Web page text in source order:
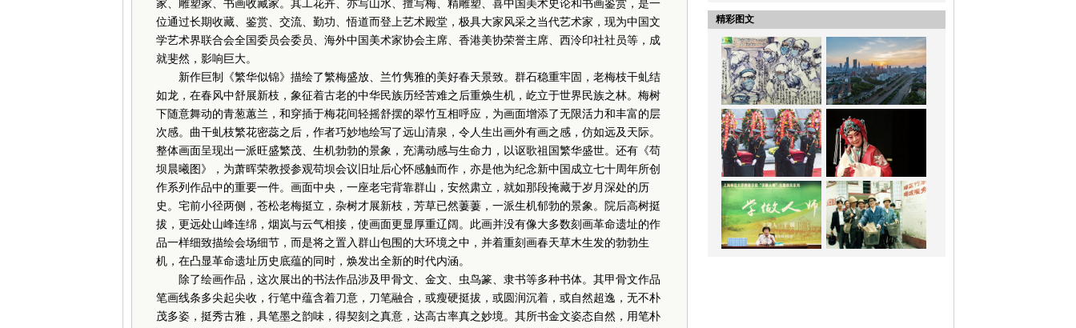
家、雕塑家、书画收藏家。其工花卉、亦写山水、擅写梅、精雕塑、喜中国美术史论和书画鉴赏，是一
位通过长期收藏、鉴赏、交流、勤功、悟道而登上艺术殿堂，极具大家风采之当代艺术家，现为中国文
学艺术界联合会全国委员会委员、海外中国美术家协会主席、香港美协荣誉主席、西泠印社社员等，成
就斐然，影响巨大。
新作巨制《繁华似锦》描绘了繁梅盛放、兰竹隽雅的美好春天景致。群石稳重牢固，老梅枝干虬结
如龙，在春风中舒展新枝，象征着古老的中华民族历经苦难之后重焕生机，屹立于世界民族之林。梅树
下随意舞动的青葱蕙兰，和穿插于梅花间轻摇舒摆的翠竹互相呼应，为画面增添了无限活力和丰富的层
次感。曲干虬枝繁花密蕊之后，作者巧妙地绘写了远山清泉，令人生出画外有画之感，仿如远及天际。
整体画面呈现出一派旺盛繁茂、生机勃勃的景象，充满动感与生命力，以讴歌祖国繁华盛世。还有《苟
坝晨曦图》，为萧晖荣教授参观苟坝会议旧址后心怀感触而作，亦是他为纪念新中国成立七十周年所创
作系列作品中的重要一件。画面中央，一座老宅背靠群山，安然肃立，就如那段掩藏于岁月深处的历
史。宅前小径两侧，苍松老梅挺立，杂树才展新枝，芳草已然萋萋，一派生机郁勃的景象。院后高树挺
拔，更远处山峰连绵，烟岚与云气相接，使画面更显厚重辽阔。此画并没有像大多数刻画革命遗址的作
品一样细致描绘会场细节，而是将之置入群山包围的大环境之中，并着重刻画春天草木生发的勃勃生
机，在凸显革命遗址历史底蕴的同时，焕发出全新的时代内涵。
除了绘画作品，这次展出的书法作品涉及甲骨文、金文、虫鸟篆、隶书等多种书体。其甲骨文作品
笔画线条多尖起尖收，行笔中蕴含着刀意，刀笔融合，或瘦硬挺拔，或圆润沉着，或自然超逸，无不朴
茂多姿，挺秀古雅，具笔墨之韵味，得契刻之真意，达高古率真之妙境。其所书金文姿态自然，用笔朴
精彩图文